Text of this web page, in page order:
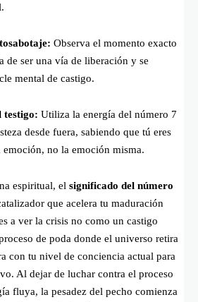
Observa el momento exacto
de ser una vía de liberación y se
mental de castigo.
testigo: Utiliza la energía del número 7
desde fuera, sabiendo que tú eres
emoción, no la emoción misma.
espiritual, el significado del número
que acelera tu maduración
a ver la crisis no como un castigo
de poda donde el universo retira
con tu nivel de conciencia actual para
Al dejar de luchar contra el proceso
fluya, la pesadez del pecho comienza